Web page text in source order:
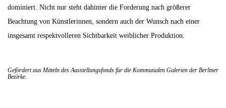
dominiert. Nicht nur steht dahinter die Forderung nach größerer
Beachtung von Künstlerinnen, sondern auch der Wunsch nach einer
insgesamt respektvolleren Sichtbarkeit weiblicher Produktion.
Gefördert aus Mitteln des Ausstellungsfonds für die Kommunalen Galerien der Berliner
Bezirke.